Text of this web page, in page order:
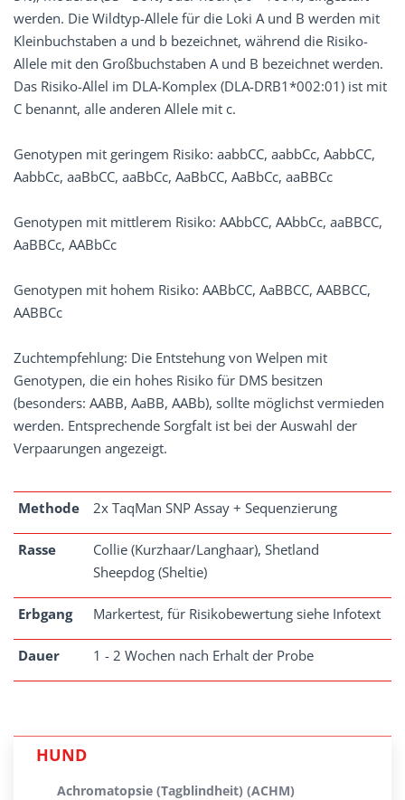
werden. Die Wildtyp-Allele für die Loki A und B werden mit
Kleinbuchstaben a und b bezeichnet, während die Risiko-
Allele mit den Großbuchstaben A und B bezeichnet werden.
Das Risiko-Allel im DLA-Komplex (DLA-DRB1*002:01) ist mit
C benannt, alle anderen Allele mit c.
Genotypen mit geringem Risiko: aabbCC, aabbCc, AabbCC,
AabbCc, aaBbCC, aaBbCc, AaBbCC, AaBbCc, aaBBCc
Genotypen mit mittlerem Risiko: AAbbCC, AAbbCc, aaBBCC,
AaBBCc, AABbCc
Genotypen mit hohem Risiko: AABbCC, AaBBCC, AABBCC,
AABBCc
Zuchtempfehlung: Die Entstehung von Welpen mit
Genotypen, die ein hohes Risiko für DMS besitzen
(besonders: AABB, AaBB, AABb), sollte möglichst vermieden
werden. Entsprechende Sorgfalt ist bei der Auswahl der
Verpaarungen angezeigt.
Methode 2x TaqMan SNP Assay + Sequenzierung
Rasse
Collie (Kurzhaar/Langhaar), Shetland
Sheepdog (Sheltie)
Erbgang Markertest, für Risikobewertung siehe Infotext
Dauer 1 - 2 Wochen nach Erhalt der Probe
HUND
Achromatopsie (Tagblindheit) (ACHM)